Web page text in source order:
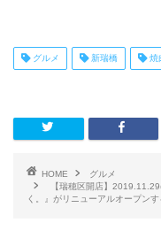
グルメ 新瑞橋 焼
HOME
グルメ
【瑞穂区開店】
く。』がリニューアルオープンす